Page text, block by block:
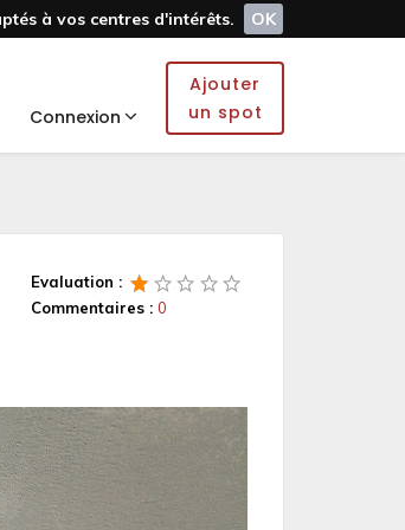
à vos centres d'intérêts.
OK
Connexion
Ajouter
un spot
Evaluation :
Commentaires : 0